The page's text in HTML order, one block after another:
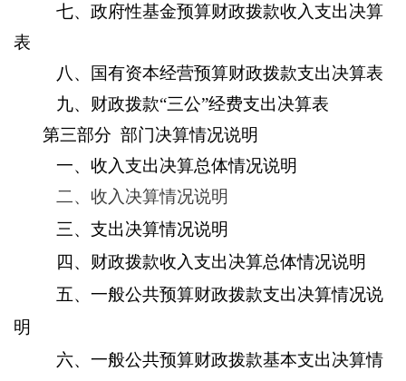
七、政府性基金预算财政拨款收入支出决算
表
八、国有资本经营预算财政拨款支出决算表
九、财政拨款“三公”经费支出决算表
第三部分 部门决算情况说明
一、收入支出决算总体情况说明
二、收入决算情况说明
三、支出决算情况说明
四、财政拨款收入支出决算总体情况说明
五、一般公共预算财政拨款支出决算情况说
明
六、一般公共预算财政拨款基本支出决算情